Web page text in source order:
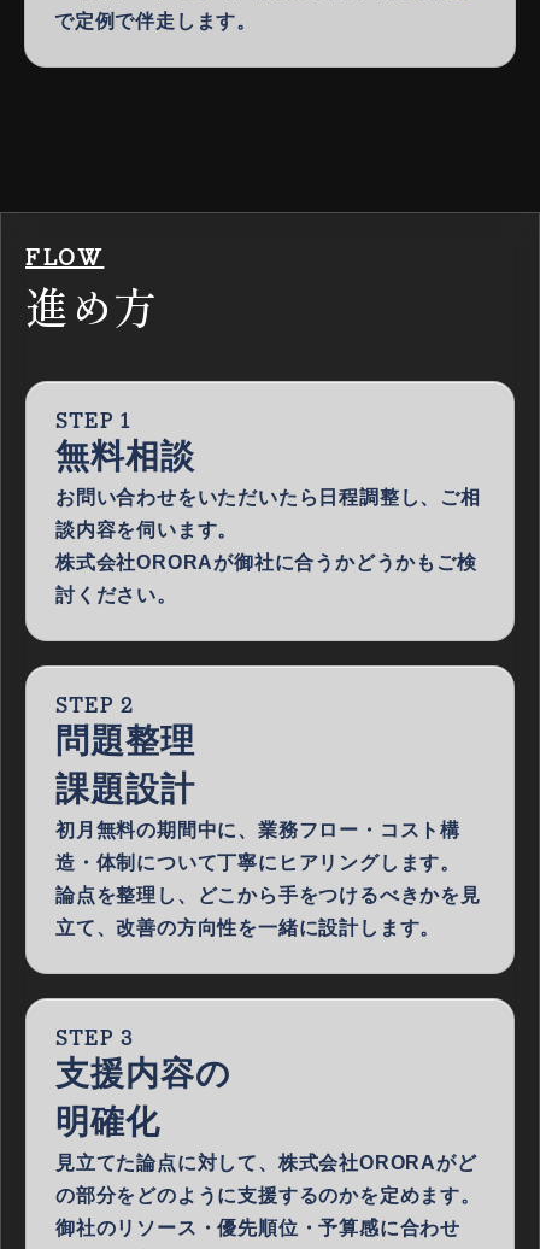
で定例で伴走します。
FLOW
進め方
STEP 1
無料相談
お問い合わせをいただいたら日程調整し、ご相
談内容を伺います。
株式会社ORORAが御社に合うかどうかもご検
討ください。
STEP 2
問題整理
課題設計
初月無料の期間中に、業務フロー・コスト構
造・体制について丁寧にヒアリングします。
論点を整理し、どこから手をつけるべきかを見
立て、改善の方向性を一緒に設計します。
STEP 3
支援内容の
明確化
見立てた論点に対して、株式会社ORORAがど
の部分をどのように支援するのかを定めます。
御社のリソース・優先順位・予算感に合わせ